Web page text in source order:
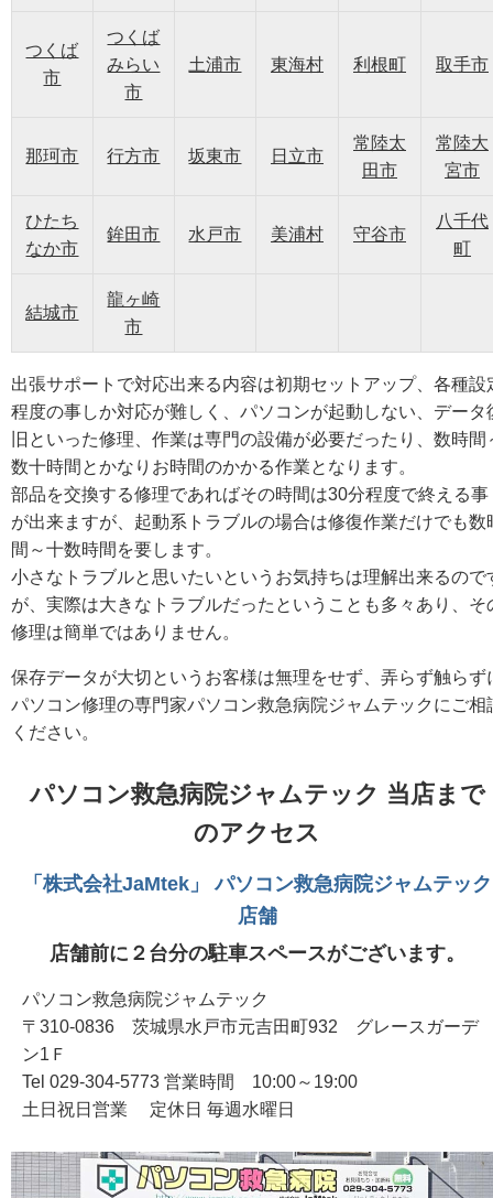
つくば
市
つくば
みらい
市
土浦市 東海村 利根町 取手市
那珂市 行方市 坂東市 日立市
常陸太
田市
常陸大
宮市
ひたち
なか市
鉾田市 水戸市 美浦村 守谷市
八千代
町
結城市
龍ヶ崎
市
出張サポートで対応出来る内容は初期セットアップ、各種設
程度の事しか対応が難しく、パソコンが起動しない、データ
旧といった修理、作業は専門の設備が必要だったり、数時間
数十時間とかなりお時間のかかる作業となります。
部品を交換する修理であればその時間は30分程度で終える事
が出来ますが、起動系トラブルの場合は修復作業だけでも数
間～十数時間を要します。
小さなトラブルと思いたいというお気持ちは理解出来るので
が、実際は大きなトラブルだったということも多々あり、そ
修理は簡単ではありません。
保存データが大切というお客様は無理をせず、弄らず触らず
パソコン修理の専門家パソコン救急病院ジャムテックにご相
ください。
パソコン救急病院ジャムテック 当店まで
のアクセス
「株式会社JaMtek」 パソコン救急病院ジャムテック
店舗
店舗前に２台分の駐車スペースがございます。
パソコン救急病院ジャムテック
〒310-0836 茨城県水戸市元吉田町932 グレースガーデ
ン1Ｆ
Tel 029-304-5773 営業時間 10:00～19:00
土日祝日営業 定休日 毎週水曜日